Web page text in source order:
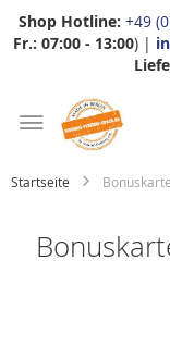
Shop Hotline: +49
Fr.: 07:00 - 13:00) |
Startseite